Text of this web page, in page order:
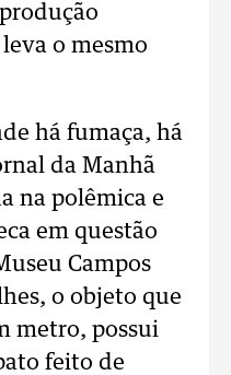
o mesmo
há fumaça, há
da Manhã
na polêmica e
em questão
Campos
o objeto que
metro, possui
feito de